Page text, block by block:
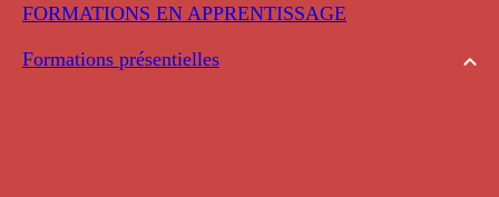
FORMATIONS EN APPRENTISSAGE
Formations présentielles